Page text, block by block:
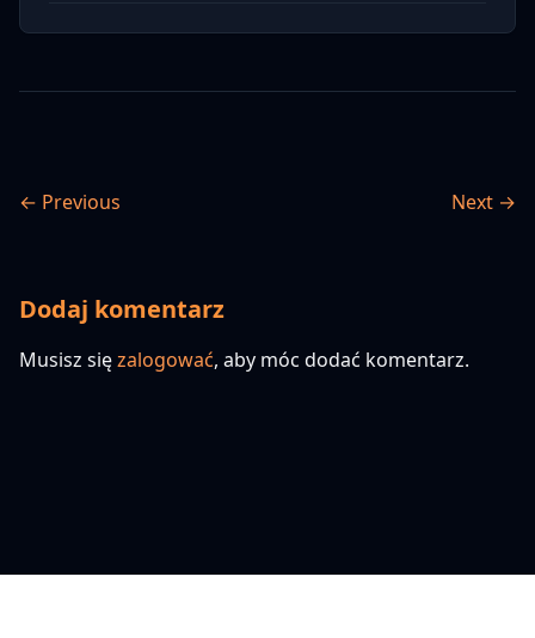
← Previous Next →
Dodaj komentarz
Musisz sięzalogować, aby móc dodać komentarz.